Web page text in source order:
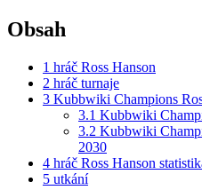
Obsah
1 hráč Ross Hanson
2 hráč turnaje
3 Kubbwiki Champions
3.1 Kubbwiki
3.2 Kubbwiki
2030
4 hráč Ross Hanson
5 utkání